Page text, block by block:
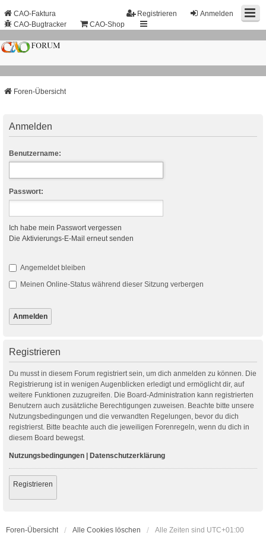
Anmelden
Registrieren
CAO-Faktura
CAO-Bugtracker
CAO-Shop
Foren-Übersicht
Anmelden
Benutzername:
Passwort:
Ich habe mein Passwort vergessen
Die Aktivierungs-E-Mail erneut senden
Angemeldet bleiben
Meinen Online-Status während dieser Sitzung verbergen
Registrieren
Du musst in diesem Forum registriert sein, um dich anmelden zu können. Die
Registrierung ist in wenigen Augenblicken erledigt und ermöglicht dir, auf
weitere Funktionen zuzugreifen. Die Board-Administration kann registrierten
Benutzern auch zusätzliche Berechtigungen zuweisen. Beachte bitte unsere
Nutzungsbedingungen und die verwandten Regelungen, bevor du dich
registrierst. Bitte beachte auch die jeweiligen Forenregeln, wenn du dich in
diesem Board bewegst.
Nutzungsbedingungen | Datenschutzerklärung
Registrieren
Foren-Übersicht Alle Cookies löschen Alle Zeiten sind UTC+01:00